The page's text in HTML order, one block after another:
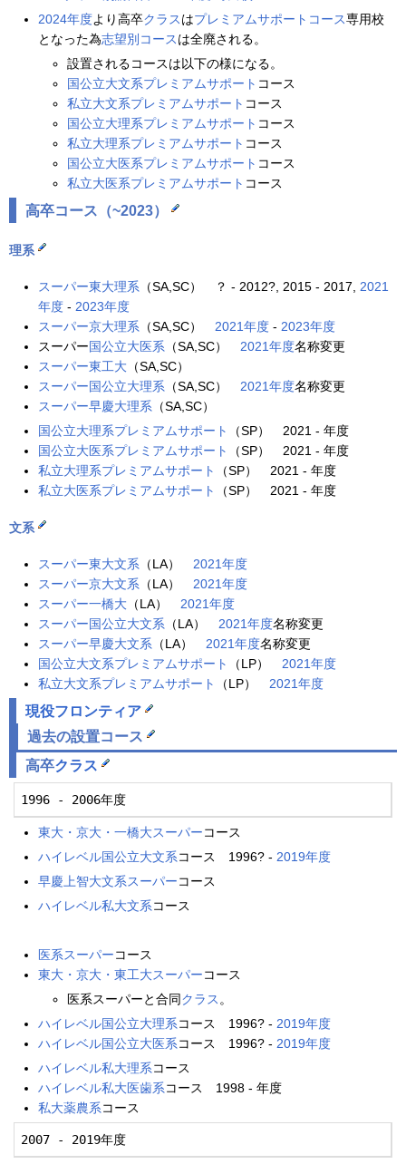
2024年度より高卒クラスはプレミアムサポートコース専用校
となった為志望別コースは全廃される。
設置されるコースは以下の様になる。
国公立大文系プレミアムサポート コース
私立大文系プレミアムサポート コース
国公立大理系プレミアムサポート コース
私立大理系プレミアムサポート コース
国公立大医系プレミアムサポート コース
私立大医系プレミアムサポート コース
高卒コース（~2023）
理系
スーパー東大理系 （SA,SC） ？ - 2012?, 2015 - 2017, 2021
年度 - 2023年度
スーパー京大理系 （SA,SC） 2021年度 - 2023年度
スーパー国公立大医系 （SA,SC） 2021年度名称変更
スーパー東工大 （SA,SC）
スーパー国公立大理系 （SA,SC） 2021年度名称変更
スーパー早慶大理系 （SA,SC）
国公立大理系プレミアムサポート
（SP） 2021 - 年度
国公立大医系プレミアムサポート
（SP） 2021 - 年度
私立大理系プレミアムサポート
（SP） 2021 - 年度
私立大医系プレミアムサポート
（SP） 2021 - 年度
文系
スーパー東大文系 （LA） 2021年度
スーパー京大文系 （LA） 2021年度
スーパー一橋大 （LA） 2021年度
スーパー国公立大文系 （LA） 2021年度名称変更
スーパー早慶大文系 （LA） 2021年度名称変更
国公立大文系プレミアムサポート
（LP） 2021年度
私立大文系プレミアムサポート
（LP） 2021年度
現役フロンティア
過去の設置コース
高卒クラス
1996 - 2006年度
東大・京大・一橋大スーパーコース
ハイレベル国公立大文系コース 1996? - 2019年度
早慶上智大文系スーパーコース
ハイレベル私大文系コース
医系スーパーコース
東大・京大・東工大スーパーコース
医系スーパーと合同クラス。
ハイレベル国公立大理系コース 1996? - 2019年度
ハイレベル国公立大医系コース 1996? - 2019年度
ハイレベル私大理系コース
ハイレベル私大医歯系コース 1998 - 年度
私大薬農系コース
2007 - 2019年度